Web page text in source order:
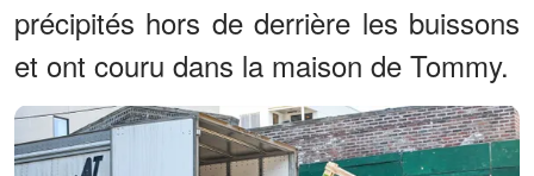
précipités hors de derrière les buissons
et ont couru dans la maison de Tommy.